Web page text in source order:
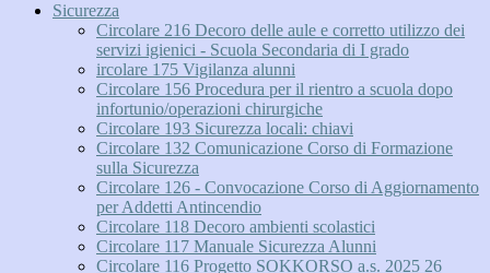
Sicurezza
Circolare 216 Decoro delle aule e corretto utilizzo dei
servizi igienici - Scuola Secondaria di I grado
ircolare 175 Vigilanza alunni
Circolare 156 Procedura per il rientro a scuola dopo
infortunio/operazioni chirurgiche
Circolare 193 Sicurezza locali: chiavi
Circolare 132 Comunicazione Corso di Formazione
sulla Sicurezza
Circolare 126 - Convocazione Corso di Aggiornamento
per Addetti Antincendio
Circolare 118 Decoro ambienti scolastici
Circolare 117 Manuale Sicurezza Alunni
Circolare 116 Progetto SOKKORSO a.s. 2025 26